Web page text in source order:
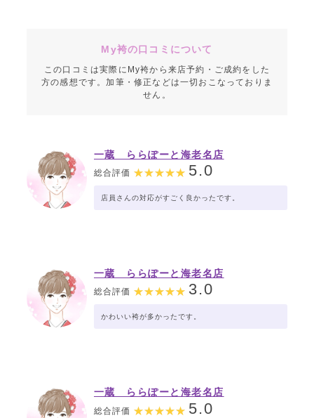
My袴の口コミについて
この口コミは実際にMy袴から来店予約・ご成約をした
方の感想です。加筆・修正などは一切おこなっておりま
せん。
一蔵 ららぽーと海老名店
総合評価 5.0
店員さんの対応がすごく良かったです。
一蔵 ららぽーと海老名店
総合評価 3.0
かわいい袴が多かったです。
一蔵 ららぽーと海老名店
総合評価 5.0